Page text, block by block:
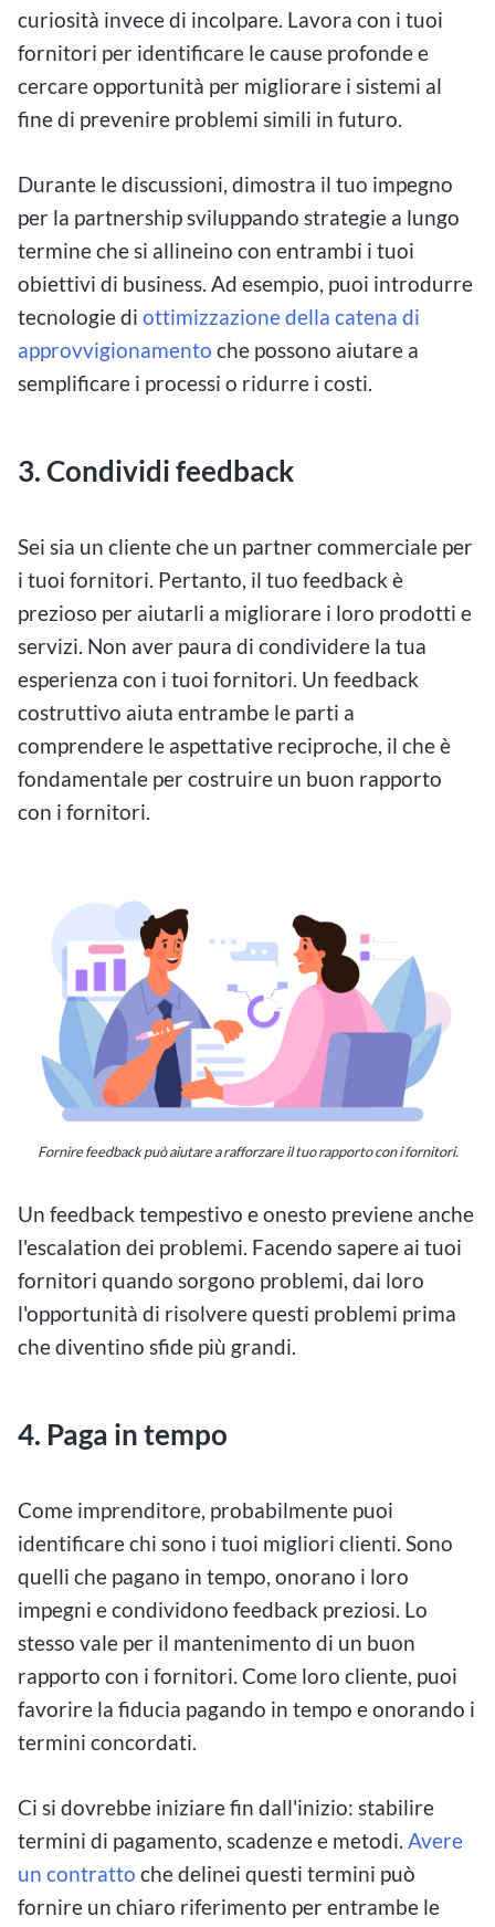
curiosità invece di incolpare. Lavora con i tuoi
fornitori per identificare le cause profonde e
cercare opportunità per migliorare i sistemi al
fine di prevenire problemi simili in futuro.
Durante le discussioni, dimostra il tuo impegno
per la partnership sviluppando strategie a lungo
termine che si allineino con entrambi i tuoi
obiettivi di business. Ad esempio, puoi introdurre
tecnologie di ottimizzazione della catena di
approvvigionamento che possono aiutare a
semplificare i processi o ridurre i costi.
3. Condividi feedback
Sei sia un cliente che un partner commerciale per
i tuoi fornitori. Pertanto, il tuo feedback è
prezioso per aiutarli a migliorare i loro prodotti e
servizi. Non aver paura di condividere la tua
esperienza con i tuoi fornitori. Un feedback
costruttivo aiuta entrambe le parti a
comprendere le aspettative reciproche, il che è
fondamentale per costruire un buon rapporto
con i fornitori.
Fornire feedback può aiutare a rafforzare il tuo rapporto con i fornitori.
Un feedback tempestivo e onesto previene anche
l'escalation dei problemi. Facendo sapere ai tuoi
fornitori quando sorgono problemi, dai loro
l'opportunità di risolvere questi problemi prima
che diventino sfide più grandi.
4. Paga in tempo
Come imprenditore, probabilmente puoi
identificare chi sono i tuoi migliori clienti. Sono
quelli che pagano in tempo, onorano i loro
impegni e condividono feedback preziosi. Lo
stesso vale per il mantenimento di un buon
rapporto con i fornitori. Come loro cliente, puoi
favorire la fiducia pagando in tempo e onorando i
termini concordati.
Ci si dovrebbe iniziare fin dall'inizio: stabilire
termini di pagamento, scadenze e metodi. Avere
un contratto che delinei questi termini può
fornire un chiaro riferimento per entrambe le